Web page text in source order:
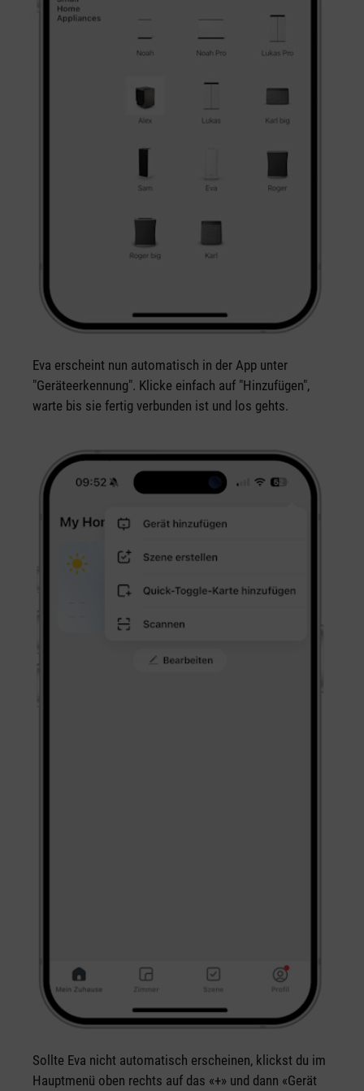
Eva erscheint nun automatisch in der App unter
"Geräteerkennung". Klicke einfach auf "Hinzufügen",
warte bis sie fertig verbunden ist und los gehts.
Sollte Eva nicht automatisch erscheinen, klickst du im
Hauptmenü oben rechts auf das «+» und dann «Gerät